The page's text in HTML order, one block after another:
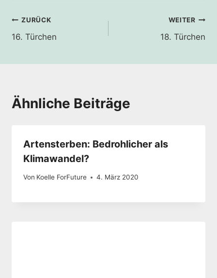
Beitragsnavigation
ZURÜCK
16. Türchen
WEITER
18. Türchen
Ähnliche Beiträge
Artensterben: Bedrohlicher als
Klimawandel?
Von Koelle ForFuture 4. März 2020